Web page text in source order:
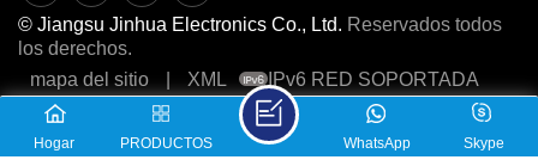
© Jiangsu Jinhua Electronics Co., Ltd. Reservados todos
los derechos.
mapa del sitio
XML IPv6 RED SOPORTADA
Hogar PRODUCTOS Skype
WhatsApp